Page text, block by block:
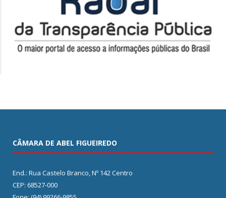
CÂMARA DE ABEL FIGUEIREDO
End.: Rua Castelo Branco, Nº 142 Centro
CEP: 68527-000